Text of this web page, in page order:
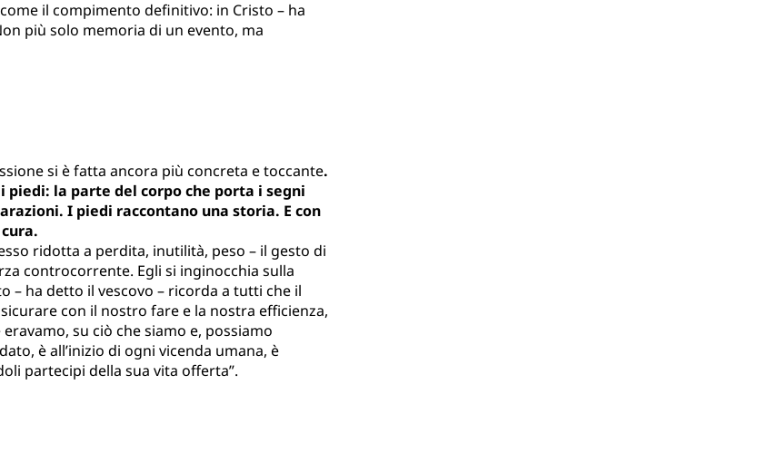
il compimento definitivo: in Cristo – ha
più solo memoria di un evento, ma
si è fatta ancora più concreta e toccante.
la parte del corpo che porta i segni
I piedi raccontano una storia. E con
ridotta a perdita, inutilità, peso – il gesto di
controcorrente. Egli si inginocchia sulla
– ha detto il vescovo – ricorda a tutti che il
con il nostro fare e la nostra efficienza,
su ciò che siamo e, possiamo
è all’inizio di ogni vicenda umana, è
partecipi della sua vita offerta”.